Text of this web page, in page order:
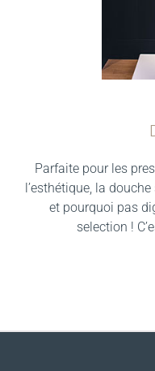
Parfaite pour les
l’esthétique, la
et pourquoi pas
selection !